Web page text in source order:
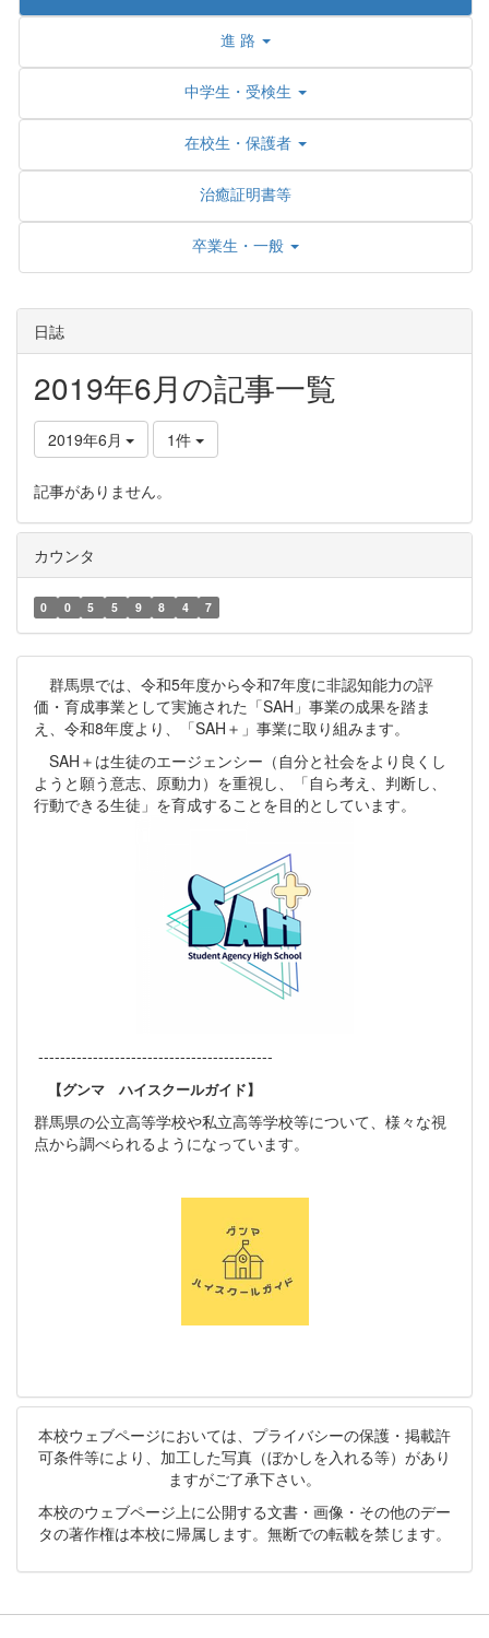
進 路
中学生・受検生
在校生・保護者
治癒証明書等
卒業生・一般
日誌
2019年6月の記事一覧
2019年6月 1件
記事がありません。
カウンタ
0 0 5 5 9 8 4 7
群馬県では、令和5年度から令和7年度に非認知能力の評
価・育成事業として実施された「SAH」事業の成果を踏ま
え、令和8年度より、「SAH＋」事業に取り組みます。
SAH＋は生徒のエージェンシー（自分と社会をより良くし
ようと願う意志、原動力）を重視し、「自ら考え、判断し、
行動できる生徒」を育成することを目的としています。
-------------------------------------------
【グンマ ハイスクールガイド】
群馬県の公立高等学校や私立高等学校等について、様々な視
点から調べられるようになっています。
本校ウェブページにおいては、プライバシーの保護・掲載許
可条件等により、加工した写真（ぼかしを入れる等）があり
ますがご了承下さい。
本校のウェブページ上に公開する文書・画像・その他のデー
タの著作権は本校に帰属します。無断での転載を禁じます。